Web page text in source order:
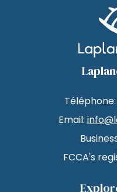
Téléphone:
Email:
FCCA's